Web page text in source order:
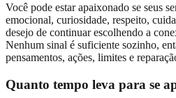
Você pode estar apaixonado se seus
emocional, curiosidade, respeito,
desejo de continuar escolhendo a
Nenhum sinal é suficiente sozinho,
pensamentos, ações, limites e
Quanto tempo leva para se